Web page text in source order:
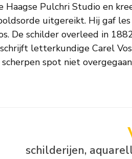
Haagse Pulchri Studio en
uitgereikt. Hij gaf les
De schilder overleed in
letterkundige Carel
spot niet
schilderijen,